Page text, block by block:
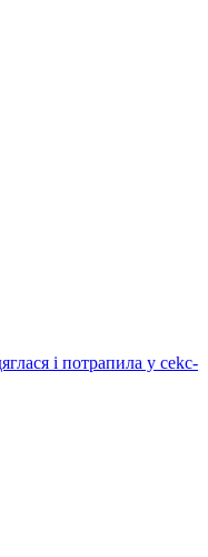
і потрапила у сеkс-